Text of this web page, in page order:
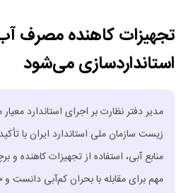
تجهیزات کاهنده مصرف
استانداردسازی می‌شود
مدیر دفتر نظارت بر اجرای استاندارد
زیست سازمان ملی استاندارد ایران با
منابع آبی، استفاده از تجهیزات کاهنده
مهم برای مقابله با بحران کم‌آبی دانست